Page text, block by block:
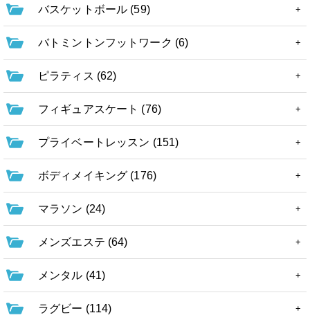
バスケットボール (59)
バトミントンフットワーク (6)
ピラティス (62)
フィギュアスケート (76)
プライベートレッスン (151)
ボディメイキング (176)
マラソン (24)
メンズエステ (64)
メンタル (41)
ラグビー (114)